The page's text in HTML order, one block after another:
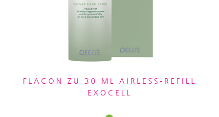
FLACON ZU 30 ML AIRLESS-REFILL
EXOCELL